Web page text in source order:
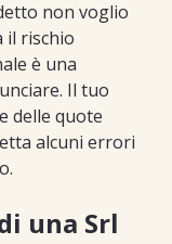
non voglio
il rischio
è una
Il tuo
delle quote
alcuni errori
una Srl